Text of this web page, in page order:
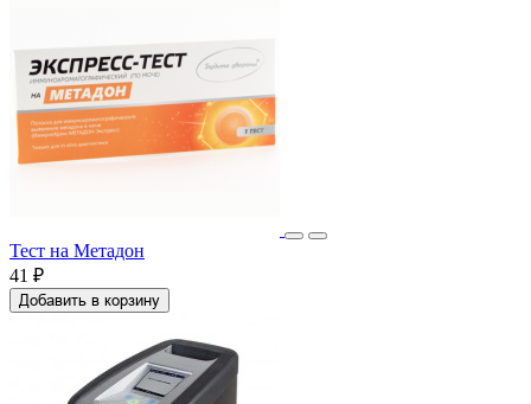
Тест на Метадон
41 ₽
Добавить в корзину